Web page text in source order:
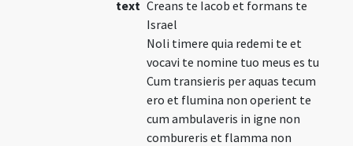
text Creans te Iacob et formans te
Israel
Noli timere quia redemi te et
vocavi te nomine tuo meus es tu
Cum transieris per aquas tecum
ero et flumina non operient te
cum ambulaveris in igne non
combureris et flamma non